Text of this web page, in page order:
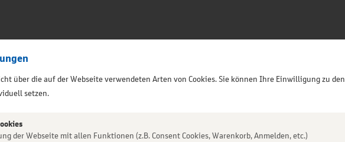
über die auf der Webseite verwendeten Arten von Cookies. Sie können Ihre Einwilligung zu den
setzen.
der Webseite mit allen Funktionen (z.B. Consent Cookies, Warenkorb, Anmelden, etc.)